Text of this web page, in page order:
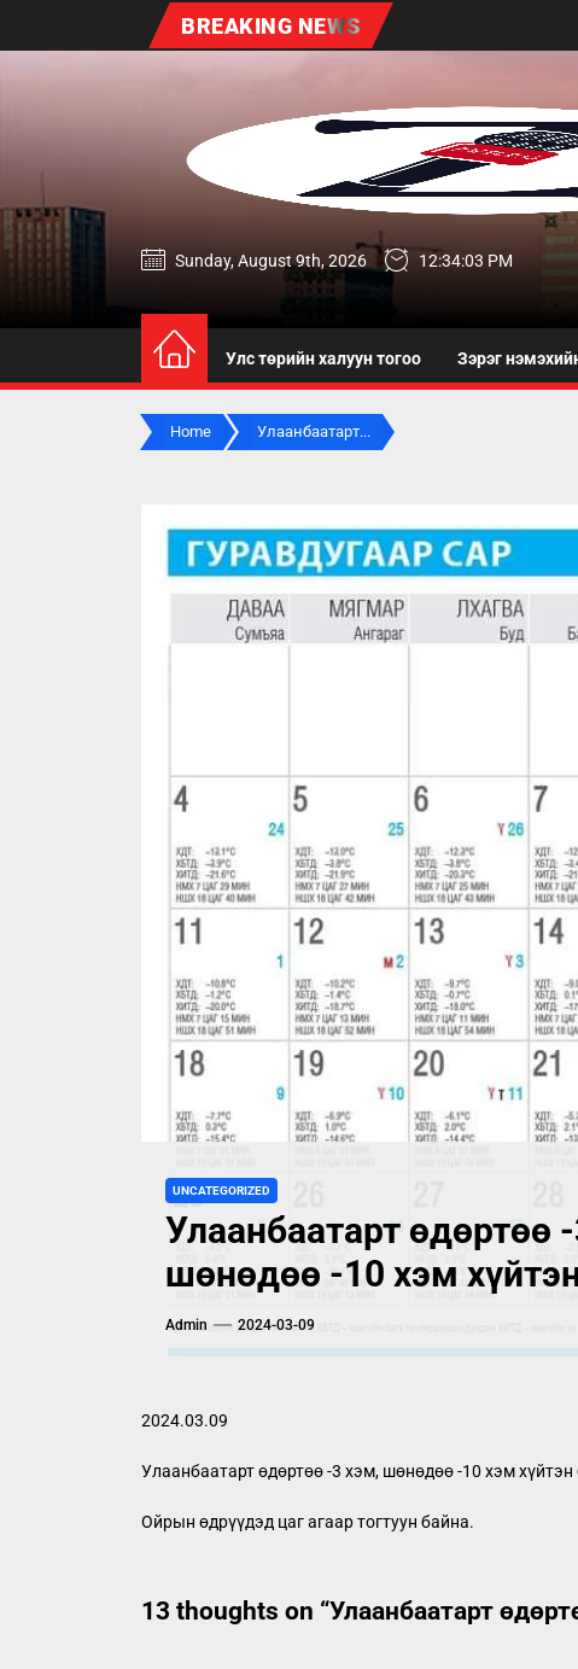
BREAKING NEWS
zereg.mn
Sunday, August 9th, 2026 12:34:04 PM
Улс төрийн халуун тогоо Зэрэг
Home Улаанбаатарт...
UNCATEGORIZED
Улаанбаатарт өдөртөө
шөнөдөө -10 хэм
Admin 2024-03-09
2024.03.09
Улаанбаатарт өдөртөө -3 хэм, шөнөдөө -10 хэм хүйтэн
Ойрын өдрүүдэд цаг агаар тогтуун байна.
13 thoughts on “Улаанбаатарт